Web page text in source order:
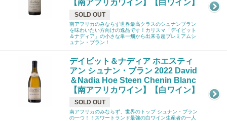
【南アフリカワイン】【白ワイン】
SOLD OUT
南アフリカのみならず世界最高クラスのシュナンブラン
を味わいたい方向けの逸品です！カリスマ「デイビット
＆ナディア」の小さな単一畑から出来る超プレミアムシ
ュナン・ブラン！
デイビット＆ナディア ホエスティ
アン シュナン・ブラン 2022 David
＆Nadia Hoe Steen Chenin Blanc
【南アフリカワイン】【白ワイン】
SOLD OUT
南アフリカのみならず、世界のトップ シュナン・ブラン
の一つ！！スワートランド最強の白ワイン生産者の一人